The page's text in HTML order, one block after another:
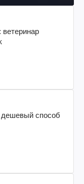
дешевый способ